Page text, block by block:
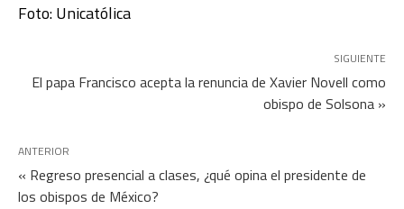
Foto: Unicatólica
SIGUIENTE
El papa Francisco acepta la renuncia de Xavier Novell como
obispo de Solsona »
ANTERIOR
« Regreso presencial a clases, ¿qué opina el presidente de
los obispos de México?